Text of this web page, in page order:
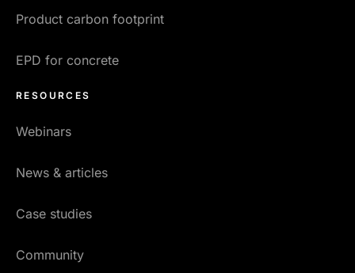
Product carbon footprint
EPD for concrete
RESOURCES
Webinars
News & articles
Case studies
Community